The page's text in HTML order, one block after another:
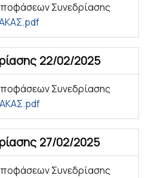
Συνεδρίασης
22/02/2025
Συνεδρίασης
27/02/2025
Συνεδρίασης